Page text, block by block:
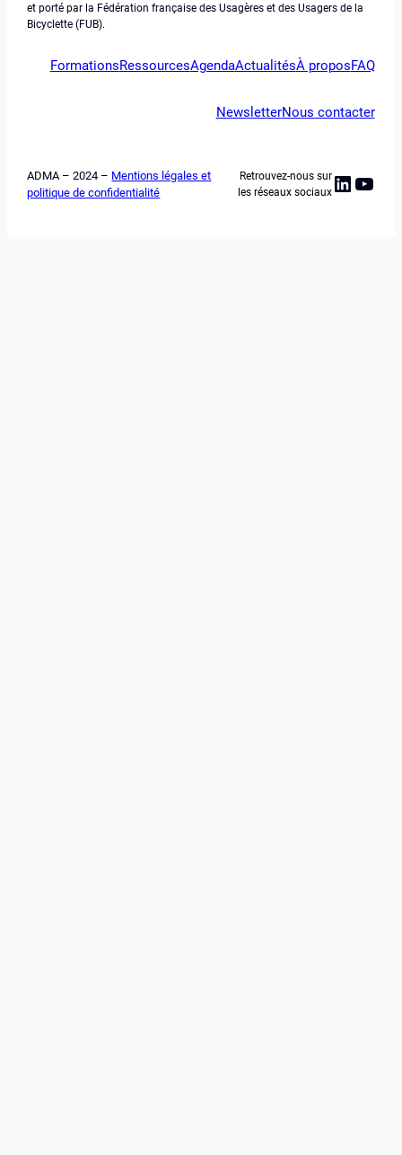
et porté par la Fédération française des Usagères et des Usagers de la
Bicyclette (FUB).
FormationsRessourcesAgendaActualitésÀ proposFAQ
NewsletterNous contacter
ADMA – 2024 – Mentions légales et
politique de confidentialité
Retrouvez-nous sur
les réseaux sociaux